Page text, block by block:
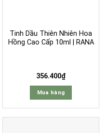
Tinh Dầu Thiên Nhiên Hoa
Hồng Cao Cấp 10ml | RANA
356.400₫
Mua hàng